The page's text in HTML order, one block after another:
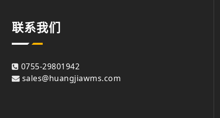
联系我们
0755-29801942
sales@huangjiawms.com